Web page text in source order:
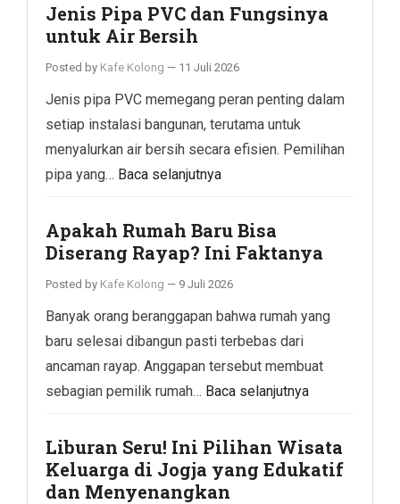
Jenis Pipa PVC dan Fungsinya
untuk Air Bersih
Posted by Kafe Kolong — 11 Juli 2026
Jenis pipa PVC memegang peran penting dalam
setiap instalasi bangunan, terutama untuk
menyalurkan air bersih secara efisien. Pemilihan
pipa yang… Baca selanjutnya
Apakah Rumah Baru Bisa
Diserang Rayap? Ini Faktanya
Posted by Kafe Kolong — 9 Juli 2026
Banyak orang beranggapan bahwa rumah yang
baru selesai dibangun pasti terbebas dari
ancaman rayap. Anggapan tersebut membuat
sebagian pemilik rumah… Baca selanjutnya
Liburan Seru! Ini Pilihan Wisata
Keluarga di Jogja yang Edukatif
dan Menyenangkan